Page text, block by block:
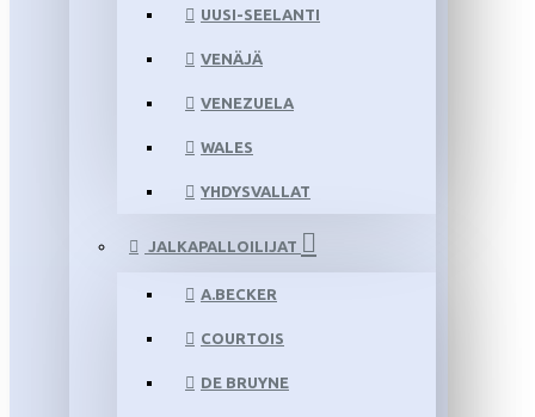
UUSI-SEELANTI
VENÄJÄ
VENEZUELA
WALES
YHDYSVALLAT
JALKAPALLOILIJAT
A.BECKER
COURTOIS
DE BRUYNE